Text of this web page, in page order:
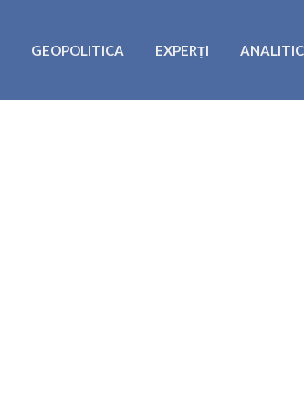
GEOPOLITICA EXPERȚI